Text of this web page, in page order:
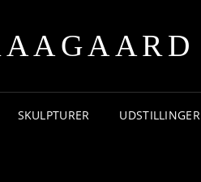
SKULPTURER UDSTILLINGER